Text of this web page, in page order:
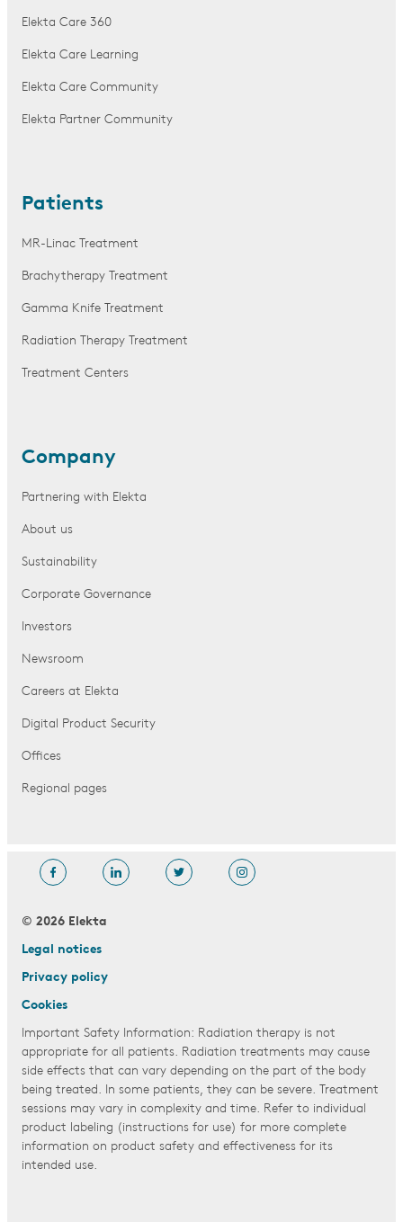
Elekta Care 360
Elekta Care Learning
Elekta Care Community
Elekta Partner Community
Patients
MR-Linac Treatment
Brachytherapy Treatment
Gamma Knife Treatment
Radiation Therapy Treatment
Treatment Centers
Company
Partnering with Elekta
About us
Sustainability
Corporate Governance
Investors
Newsroom
Careers at Elekta
Digital Product Security
Offices
Regional pages
© 2026 Elekta
Legal notices
Privacy policy
Cookies
Important Safety Information: Radiation therapy is not
appropriate for all patients. Radiation treatments may cause
side effects that can vary depending on the part of the body
being treated. In some patients, they can be severe. Treatment
sessions may vary in complexity and time. Refer to individual
product labeling (instructions for use) for more complete
information on product safety and effectiveness for its
intended use.